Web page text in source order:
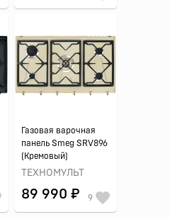
Газовая варочная
панель Smeg SRV896
(Кремовый)
ТЕХНОМУЛЬТ
89 990 ₽ 9